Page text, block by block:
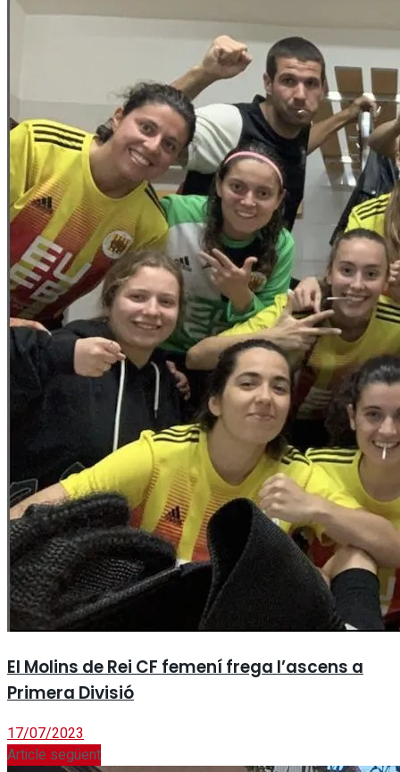
El Molins de Rei CF femení frega l’ascens a
Primera Divisió
17/07/2023
Article següent